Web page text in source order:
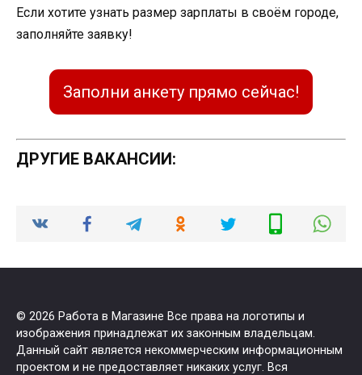
Если хотите узнать размер зарплаты в своём городе,
заполняйте заявку!
Заполни анкету прямо сейчас!
ДРУГИЕ ВАКАНСИИ:
© 2026 Работа в Магазине Все права на логотипы и
изображения принадлежат их законным владельцам.
Данный сайт является некоммерческим информационным
проектом и не предоставляет никаких услуг. Вся